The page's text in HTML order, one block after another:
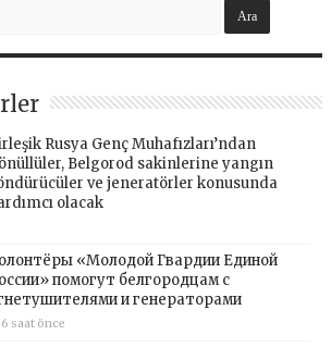
Rusya Genç Muhafızları’ndan
Belgorod sakinlerine yangın
ve jeneratörler konusunda
olacak
«Молодой Гвардии Единой
помогут белгородцам с
и генераторами
6 saat önce